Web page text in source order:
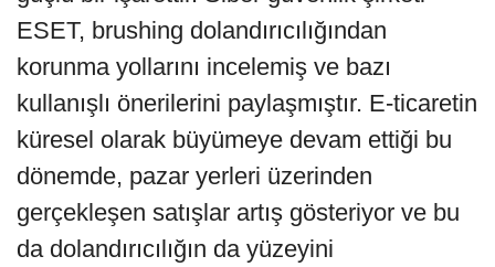
ESET, brushing dolandırıcılığından
korunma yollarını incelemiş ve bazı
kullanışlı önerilerini paylaşmıştır. E-ticaretin
küresel olarak büyümeye devam ettiği bu
dönemde, pazar yerleri üzerinden
gerçekleşen satışlar artış gösteriyor ve bu
da dolandırıcılığın da yüzeyini